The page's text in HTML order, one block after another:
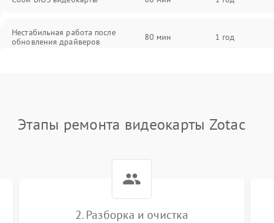
Нестабильная работа после
обновления драйверов
80 мин 1 год
Этапы ремонта видеокарты Zotac
2. Разборка и очистка